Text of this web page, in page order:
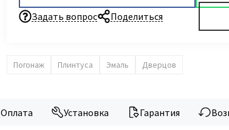
Задать вопрос Поделиться
Погонаж Плинтуса Эмаль Дверцов
Оплата Установка Гарантия